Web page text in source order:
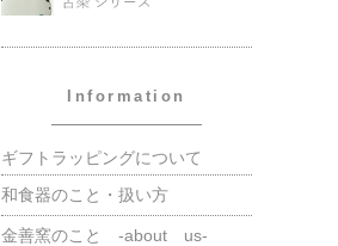
Information
ギフトラッピングについて
和食器のこと・扱い方
金善窯のこと -about us-